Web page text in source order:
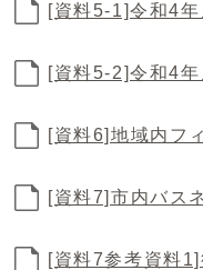
[資料5-1]令和4
[資料5-2]令和4
[資料6]地域内フ
[資料7]市内バス
[資料7参考資料